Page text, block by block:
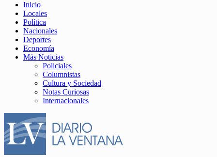
Inicio
Locales
Política
Nacionales
Deportes
Economía
Más Noticias
Policiales
Columnistas
Cultura y Sociedad
Notas Curiosas
Internacionales